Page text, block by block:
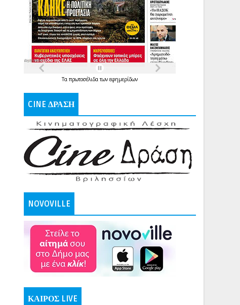
Τα πρωτοσέλιδατων εφημερίδων
CINE ΔΡΑΣΗ
NOVOVILLE
ΚΑΙΡΟΣ LIVE